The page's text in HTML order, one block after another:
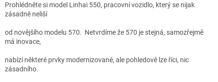
Prohlédněte si model Linhai 550, pracovní vozidlo, který se nijak
zásadně neliší
od novějšího modelu 570. Netvrdíme že 570 je stejná, samozřejmě
má inovace,
nabízí některé prvky modernizované, ale pohledově lze říci, nic
zásadního.